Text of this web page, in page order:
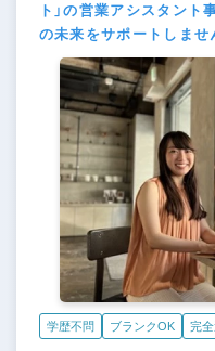
ト」の営業アシスタン
の未来をサポートしませ
学歴不問 ブランクOK 完